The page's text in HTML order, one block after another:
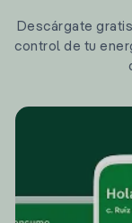
Descárgate
control de tu